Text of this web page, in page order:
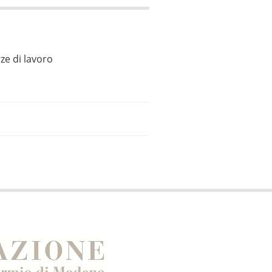
di lavoro